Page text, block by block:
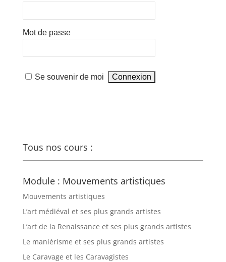
Mot de passe
Se souvenir de moi
Tous nos cours :
Module : Mouvements artistiques
Mouvements artistiques
L’art médiéval et ses plus grands artistes
L’art de la Renaissance et ses plus grands artistes
Le maniérisme et ses plus grands artistes
Le Caravage et les Caravagistes